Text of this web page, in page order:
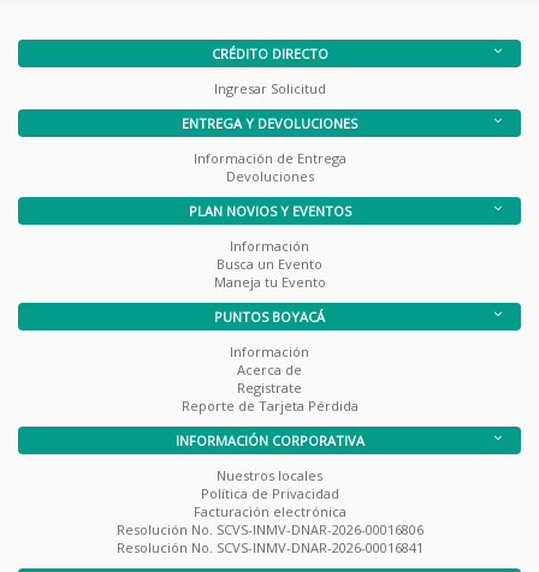
CRÉDITO DIRECTO
Ingresar Solicitud
ENTREGA Y DEVOLUCIONES
Información de Entrega
Devoluciones
PLAN NOVIOS Y EVENTOS
Información
Busca un Evento
Maneja tu Evento
PUNTOS BOYACÁ
Información
Acerca de
Registrate
Reporte de Tarjeta Pérdida
INFORMACIÓN CORPORATIVA
Nuestros locales
Política de Privacidad
Facturación electrónica
Resolución No. SCVS-INMV-DNAR-2026-00016806
Resolución No. SCVS-INMV-DNAR-2026-00016841